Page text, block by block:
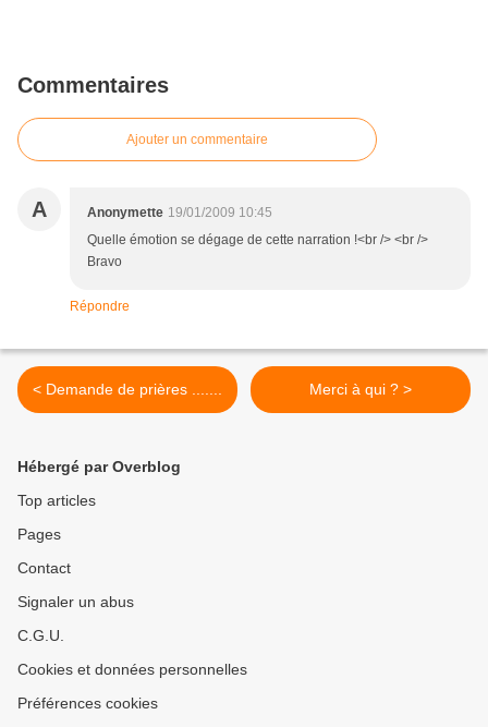
Commentaires
Ajouter un commentaire
A Anonymette 19/01/2009 10:45
Quelle émotion se dégage de cette narration !<br /> <br />
Bravo
Répondre
< Demande de prières ....... Merci à qui ? >
Hébergé par Overblog
Top articles
Pages
Contact
Signaler un abus
C.G.U.
Cookies et données personnelles
Préférences cookies